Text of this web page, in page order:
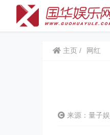
主页 网红
来源：量子